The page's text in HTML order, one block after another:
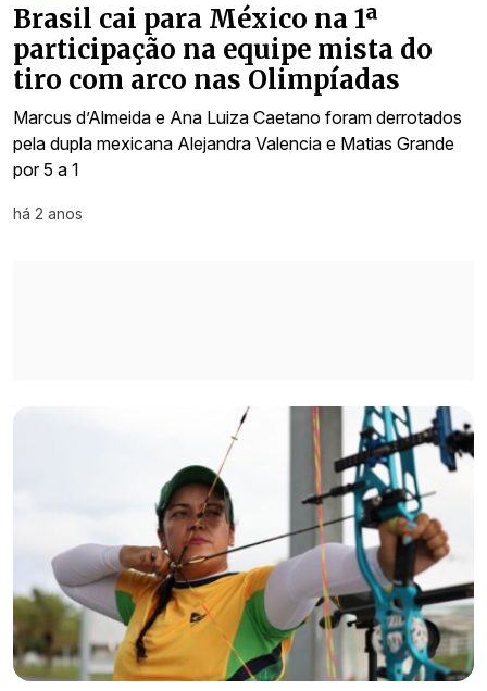
Brasil cai para México na 1ª
participação na equipe mista do
tiro com arco nas Olimpíadas
Marcus d’Almeida e Ana Luiza Caetano foram derrotados
pela dupla mexicana Alejandra Valencia e Matias Grande
por 5 a 1
há 2 anos